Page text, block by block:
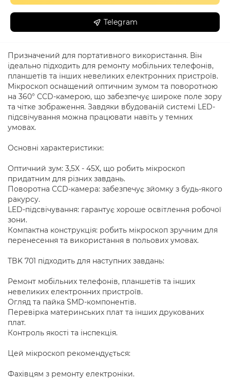
Telegram
Призначений для портативного використання. Він
ідеально підходить для ремонту мобільних телефонів,
планшетів та інших невеликих електронних пристроїв.
Мікроскоп оснащений оптичним зумом та поворотною
на 360° CCD-камерою, що забезпечує широке поле зору
та чітке зображення. Завдяки вбудованій системі LED-
підсвічування можна працювати навіть у темних
умовах.
Основні характеристики:
Оптичний зум: 3,5X - 45X, що робить мікроскоп
придатним для різних завдань.
Поворотна CCD-камера: забезпечує зйомку з будь-якого
ракурсу.
LED-підсвічування: гарантує хороше освітлення робочої
зони.
Компактна конструкція: робить мікроскоп зручним для
перенесення та використання в польових умовах.
TBK 701 підходить для наступних завдань:
Ремонт мобільних телефонів, планшетів та інших
невеликих електронних пристроїв.
Огляд та пайка SMD-компонентів.
Перевірка материнських плат та інших друкованих
плат.
Контроль якості та інспекція.
Цей мікроскоп рекомендується:
Фахівцям з ремонту електроніки.